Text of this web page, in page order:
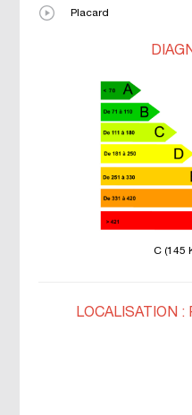
Placard
C (145
LOCALISATION :